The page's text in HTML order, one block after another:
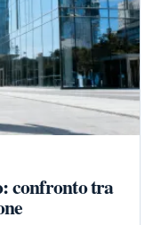
confronto tra